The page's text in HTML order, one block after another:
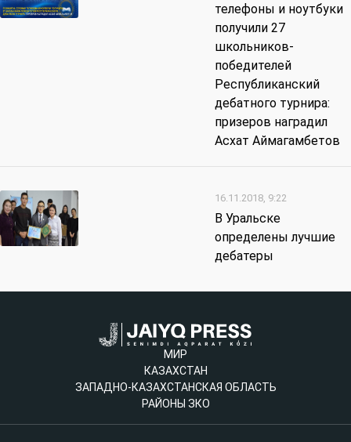
телефоны и ноутбуки
получили 27
школьников-
победителей
Республиканский
дебатного турнира:
призеров наградил
Асхат Аймагамбетов
16.11.2018, 9:22
В Уральске
определены лучшие
дебатеры
МИР
КАЗАХСТАН
ЗАПАДНО-КАЗАХСТАНСКАЯ ОБЛАСТЬ
РАЙОНЫ ЗКО